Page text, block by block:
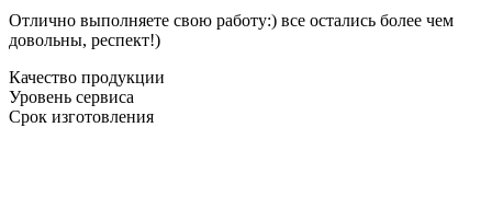
Отлично выполняете свою работу:) все остались более чем
довольны, респект!)
Качество продукции
Уровень сервиса
Срок изготовления